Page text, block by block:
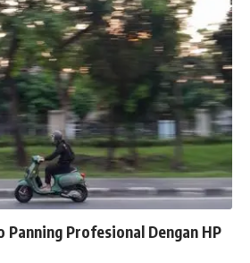
Panning Profesional Dengan HP